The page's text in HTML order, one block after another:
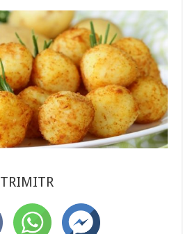
TRIMITR